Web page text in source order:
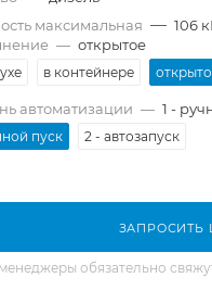
максимальная — 106
— открытое
в контейнере
автоматизации — 1 -
пуск 2 - автозапуск
ЗАПРОСИТЬ
обязательно